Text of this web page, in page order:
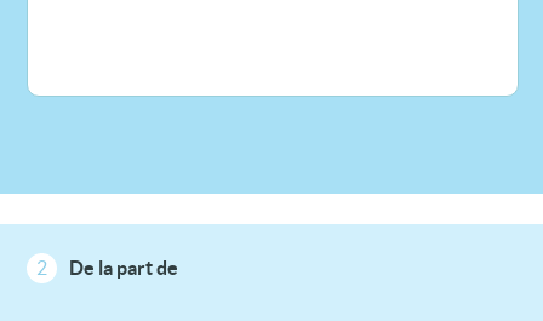
2 De la part de